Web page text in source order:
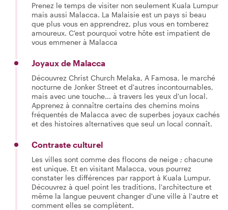
Prenez le temps de visiter non seulement Kuala Lumpur
mais aussi Malacca. La Malaisie est un pays si beau
que plus vous en apprendrez, plus vous en tomberez
amoureux. C'est pourquoi votre hôte est impatient de
vous emmener à Malacca
Joyaux de Malacca
Découvrez Christ Church Melaka, A Famosa, le marché
nocturne de Jonker Street et d'autres incontournables,
mais avec une touche... à travers les yeux d'un local.
Apprenez à connaître certains des chemins moins
fréquentés de Malacca avec de superbes joyaux cachés
et des histoires alternatives que seul un local connaît.
Contraste culturel
Les villes sont comme des flocons de neige ; chacune
est unique. Et en visitant Malacca, vous pourrez
constater les différences par rapport à Kuala Lumpur.
Découvrez à quel point les traditions, l'architecture et
même la langue peuvent changer d'une ville à l'autre et
comment elles se complètent.